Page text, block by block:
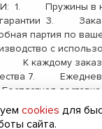
1. Пружины в
3. Заказ
партия по
с
К каждому заказу
7.
доставка
9. Опыт
cookies для
сайта.